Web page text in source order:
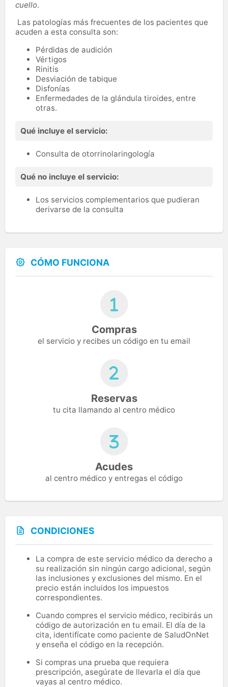
cuello.
Las patologías más frecuentes de los pacientes que
acuden a esta consulta son:
Pérdidas de audición
Vértigos
Rinitis
Desviación de tabique
Disfonías
Enfermedades de la glándula tiroides, entre
otras.
Qué incluye el servicio:
Consulta de otorrinolaringología
Qué no incluye el servicio:
Los servicios complementarios que pudieran
derivarse de la consulta
CÓMO FUNCIONA
Compras
el servicio y recibes un código en tu email
Reservas
tu cita llamando al centro médico
Acudes
al centro médico y entregas el código
CONDICIONES
La compra de este servicio médico da derecho a
su realización sin ningún cargo adicional, según
las inclusiones y exclusiones del mismo. En el
precio están incluidos los impuestos
correspondientes.
Cuando compres el servicio médico, recibirás un
código de autorización en tu email. El día de la
cita, identifícate como paciente de SaludOnNet
y enseña el código en la recepción.
Si compras una prueba que requiera
prescripción, asegúrate de llevarla el día que
vayas al centro médico.